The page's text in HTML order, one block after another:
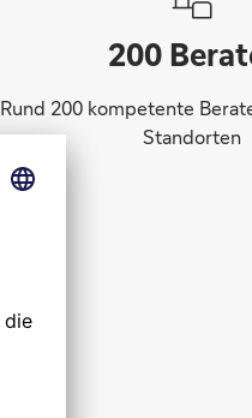
200
Rund 200 kompetente
Standorten